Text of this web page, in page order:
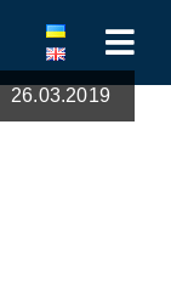
26.03.2019